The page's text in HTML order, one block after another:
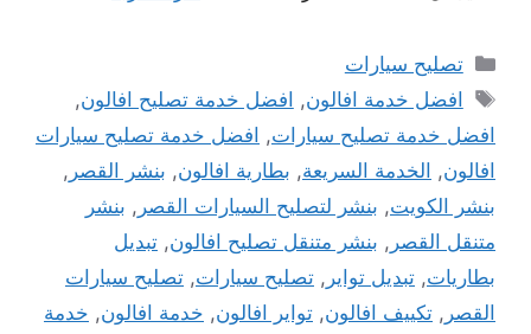
التصنيفات
تصليح سيارات
الوسوم
افضل خدمة افالون, افضل خدمة تصليح افالون,
افضل خدمة تصليح سيارات, افضل خدمة تصليح سيارات
افالون, الخدمة السريعة, بطارية افالون, بنشر القصر ,
بنشر الكويت, بنشر لتصليح السيارات القصر , بنشر
متنقل القصر , بنشر متنقل تصليح افالون, تبديل
بطاريات, تبديل تواير , تصليح سيارات, تصليح سيارات
القصر , تكييف افالون, تواير افالون, خدمة افالون, خدمة